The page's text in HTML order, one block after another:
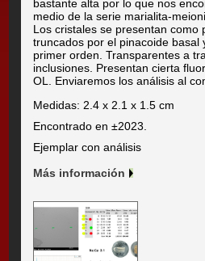
bastante alta por lo que nos
medio de la serie marialita-
Los cristales se presentan como
truncados por el pinacoide basal
primer orden. Transparentes a
inclusiones. Presentan cierta
OL. Enviaremos los análisis al
Medidas: 2.4 x 2.1 x 1.5 cm
Encontrado en ±2023.
Ejemplar con análisis
Más información